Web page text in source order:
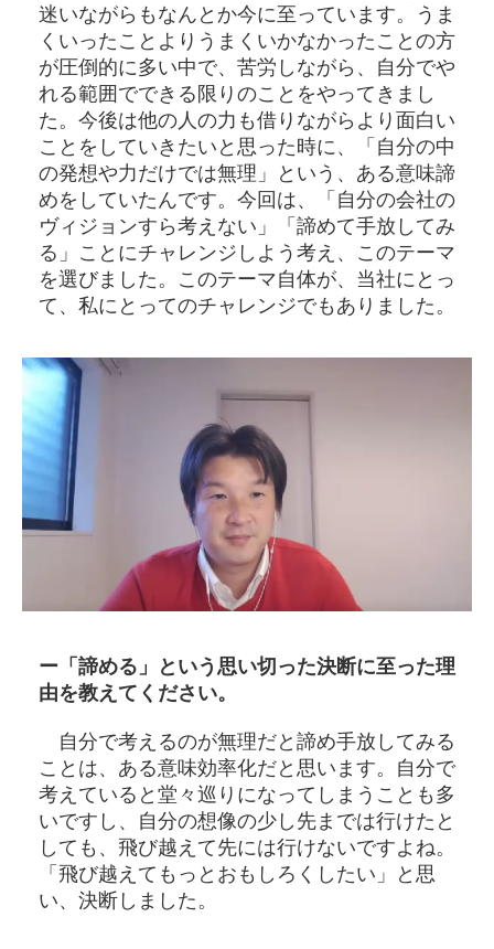
迷いながらもなんとか今に至っています。うま
くいったことよりうまくいかなかったことの方
が圧倒的に多い中で、苦労しながら、自分でや
れる範囲でできる限りのことをやってきまし
た。今後は他の人の力も借りながらより面白い
ことをしていきたいと思った時に、「自分の中
の発想や力だけでは無理」という、ある意味諦
めをしていたんです。今回は、「自分の会社の
ヴィジョンすら考えない」「諦めて手放してみ
る」ことにチャレンジしよう考え、このテーマ
を選びました。このテーマ自体が、当社にとっ
て、私にとってのチャレンジでもありました。
ー「諦める」という思い切った決断に至った理
由を教えてください。
自分で考えるのが無理だと諦め手放してみる
ことは、ある意味効率化だと思います。自分で
考えていると堂々巡りになってしまうことも多
いですし、自分の想像の少し先までは行けたと
しても、飛び越えて先には行けないですよね。
「飛び越えてもっとおもしろくしたい」と思
い、決断しました。